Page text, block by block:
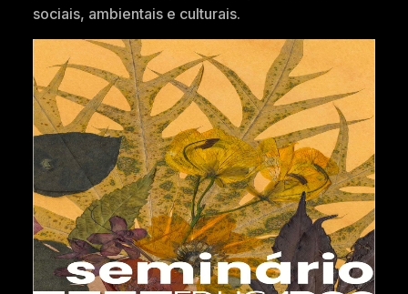
sociais, ambientais e culturais.